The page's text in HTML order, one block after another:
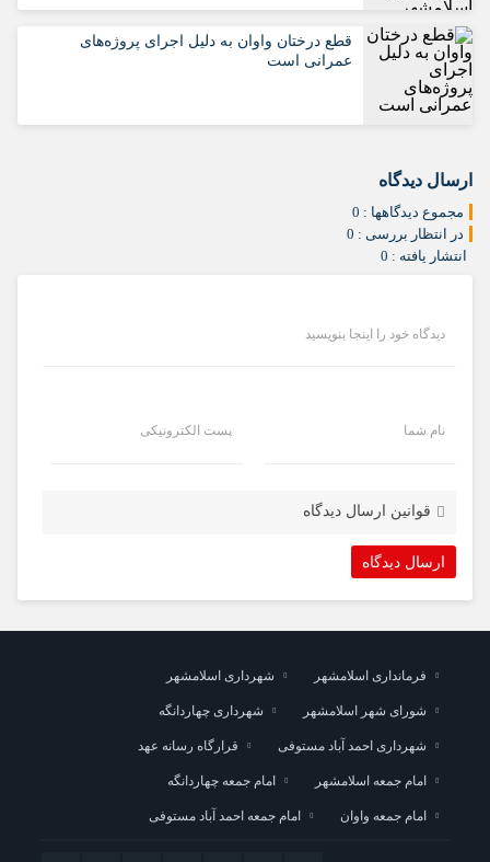
قطع درختان واوان به دلیل اجرای پروژه‌های
عمرانی است
ارسال دیدگاه
مجموع دیدگاهها : 0
در انتظار بررسی : 0
انتشار یافته : 0
دیدگاه خود را اینجا بنویسید
نام شما پست الکترونیکی
قوانین ارسال دیدگاه
فرمانداری اسلامشهر شهرداری اسلامشهر
شورای شهر اسلامشهر شهرداری چهاردانگه
شهرداری احمد آباد مستوفی قرارگاه رسانه عهد
امام جمعه اسلامشهر امام جمعه چهاردانگه
امام جمعه واوان امام جمعه احمد آباد مستوفی